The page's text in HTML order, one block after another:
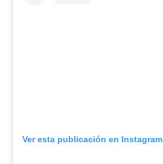
Ver esta publicación en Instagram